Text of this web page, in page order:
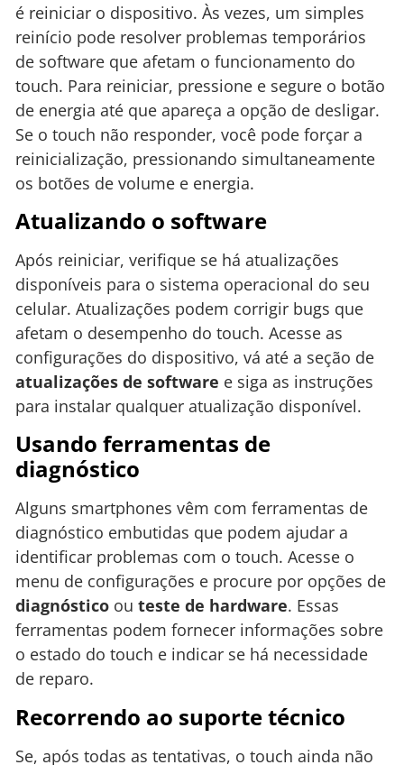
é reiniciar o dispositivo. Às vezes, um simples
reinício pode resolver problemas temporários
de software que afetam o funcionamento do
touch. Para reiniciar, pressione e segure o botão
de energia até que apareça a opção de desligar.
Se o touch não responder, você pode forçar a
reinicialização, pressionando simultaneamente
os botões de volume e energia.
Atualizando o software
Após reiniciar, verifique se há atualizações
disponíveis para o sistema operacional do seu
celular. Atualizações podem corrigir bugs que
afetam o desempenho do touch. Acesse as
configurações do dispositivo, vá até a seção de
atualizações de software e siga as instruções
para instalar qualquer atualização disponível.
Usando ferramentas de
diagnóstico
Alguns smartphones vêm com ferramentas de
diagnóstico embutidas que podem ajudar a
identificar problemas com o touch. Acesse o
menu de configurações e procure por opções de
diagnóstico ou teste de hardware. Essas
ferramentas podem fornecer informações sobre
o estado do touch e indicar se há necessidade
de reparo.
Recorrendo ao suporte técnico
Se, após todas as tentativas, o touch ainda não